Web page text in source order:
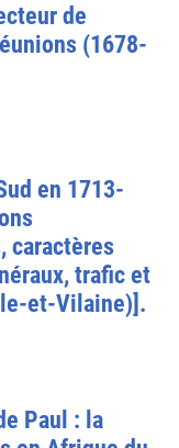
de
(1678-
en 1713-
caractères
trafic et
et-Vilaine)].
Paul : la